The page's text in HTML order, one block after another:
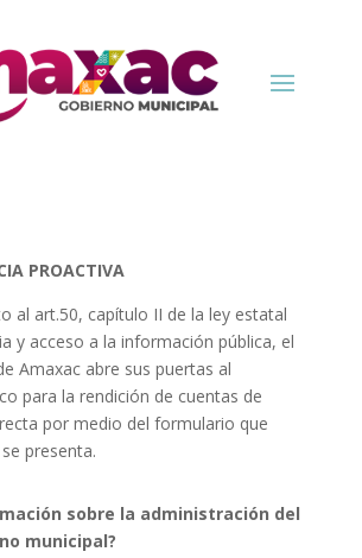
PROACTIVA
al art.50, capítulo II de la ley estatal
y acceso a la información pública, el
Amaxac abre sus puertas al
para la rendición de cuentas de
por medio del formulario que
presenta.
sobre la administración del
municipal?